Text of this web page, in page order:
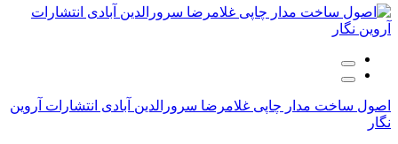
اصول ساخت مدار چاپی غلامرضا سرورالدین آبادی انتشارات آروین
نگار